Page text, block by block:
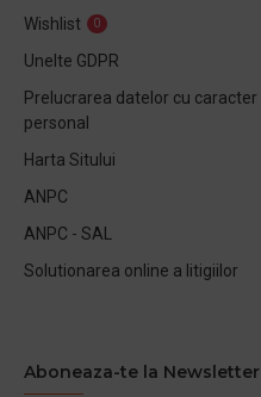
Wishlist
0
Unelte GDPR
Prelucrarea datelor cu caracter
personal
Harta Sitului
ANPC
ANPC - SAL
Solutionarea online a litigiilor
Aboneaza-te la Newsletter